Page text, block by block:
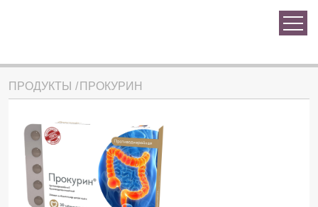
ПРОДУКТЫ ПРОКУРИН